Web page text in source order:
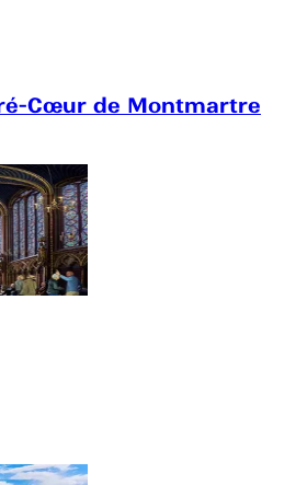
Cœur de Montmartre